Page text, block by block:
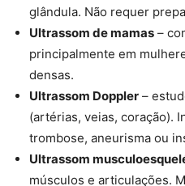
glândula. Não requer
Ultrassom de mamas –
principalmente em
densas.
Ultrassom Doppler –
(artérias, veias, coração).
trombose, aneurisma ou
Ultrassom
músculos e articulações.